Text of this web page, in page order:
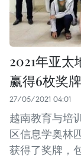
2021年亚
赢得6枚奖牌
27/05/2021 04:01
越南教育与培
区信息学奥林
获得了奖牌，